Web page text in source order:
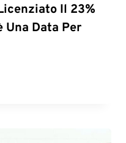
Il 23%
Una Data Per